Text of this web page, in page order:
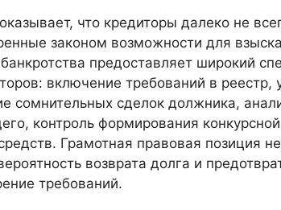
что кредиторы далеко не
законом возможности для
предоставляет широкий
включение требований в реестр,
сомнительных сделок должника,
контроль формирования
Грамотная правовая позиция
возврата долга и
требований.